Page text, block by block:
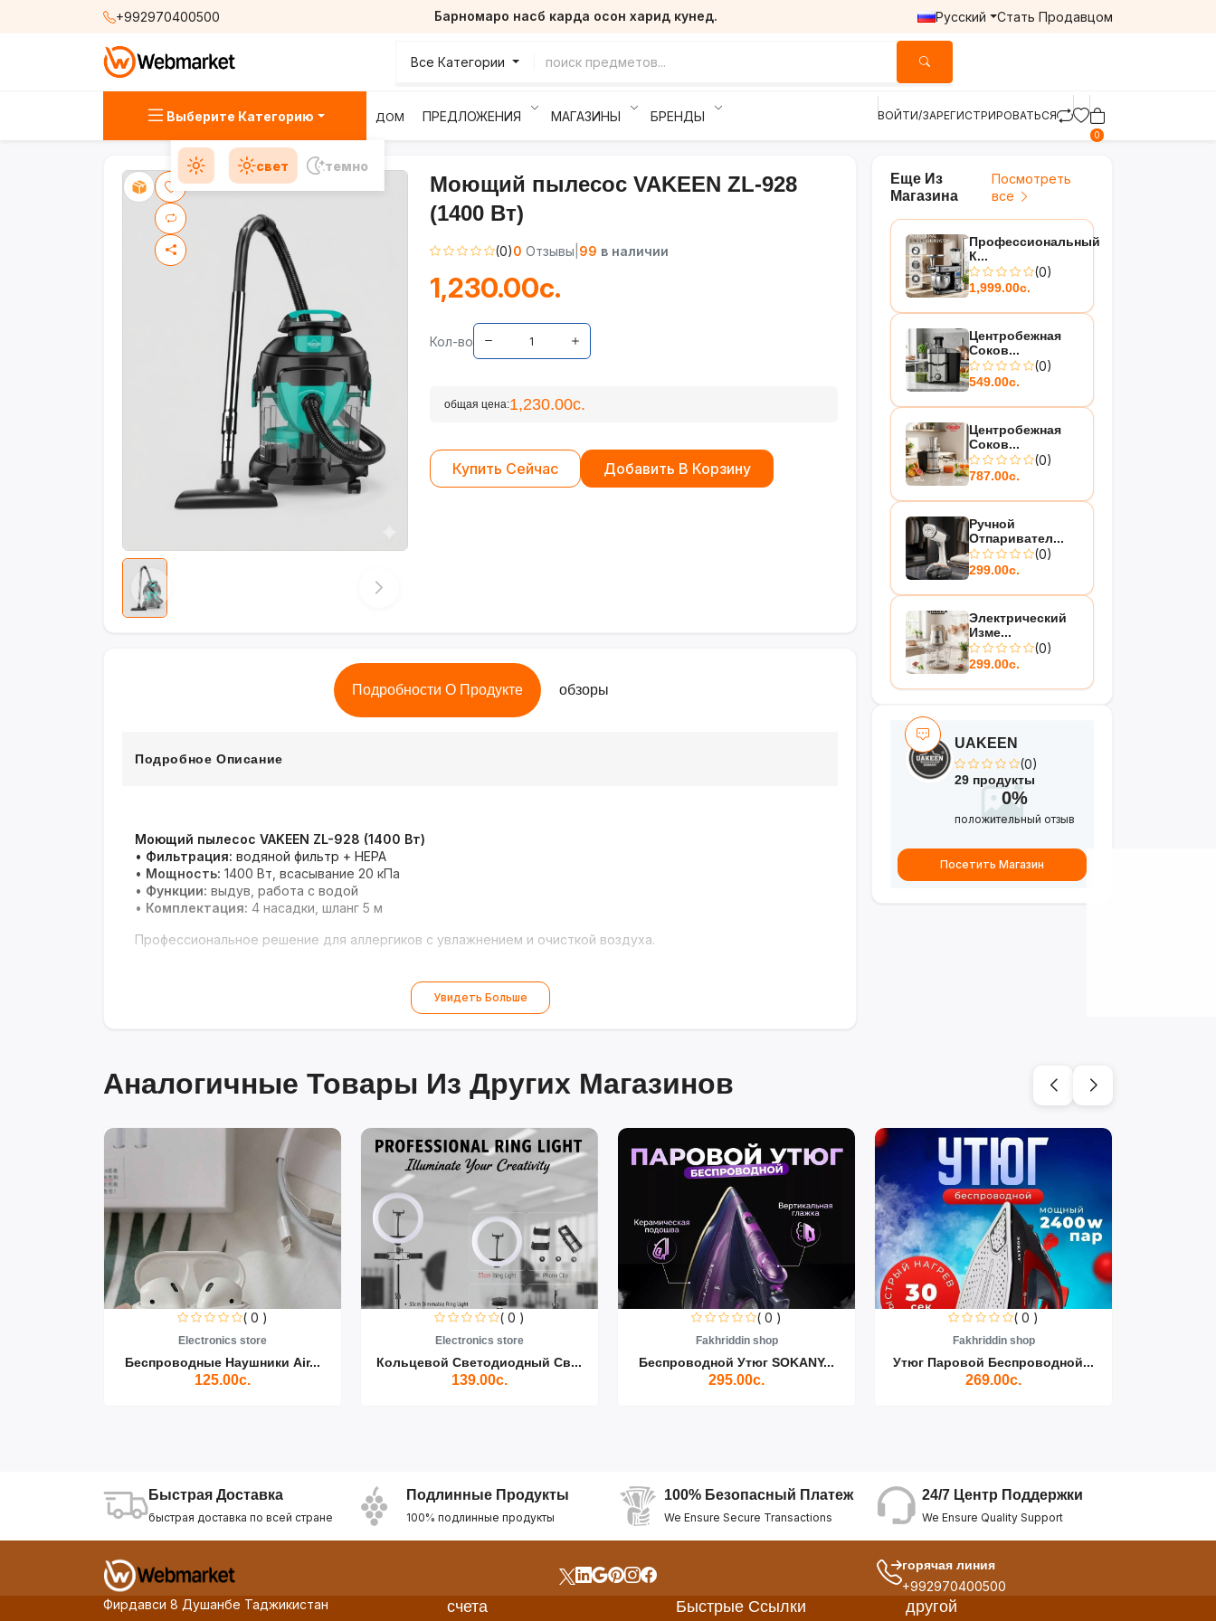
+992970400500 Барномаро насб карда осон харид кунед. Русский Стать Продавцом
Все Категории
Выберите Категорию ДОМ ПРЕДЛОЖЕНИЯ МАГАЗИНЫ БРЕНДЫ ВОЙТИ/ЗАРЕГИСТРИРОВАТЬСЯ
0
свет темно
Моющий пылесос VAKEEN ZL-928
(1400 Вт)
(0)0 Отзывы 99 в наличии
1,230.00с.
Кол-во
общая цена:1,230.00с.
Купить Сейчас Добавить В Корзину
Подробности О Продукте обзоры
Подробное Описание
Моющий пылесос VAKEEN ZL-928 (1400 Вт)
• Фильтрация: водяной фильтр + HEPA
• Мощность: 1400 Вт, всасывание 20 кПа
• Функции: выдув, работа с водой
• Комплектация: 4 насадки, шланг 5 м
Профессиональное решение для аллергиков с увлажнением и очисткой воздуха.
Увидеть Больше
Еще Из
Магазина
Посмотреть
все
Профессиональный
К...
(0)
1,999.00с.
Центробежная
Соков...
(0)
549.00с.
Центробежная
Соков...
(0)
787.00с.
Ручной
Отпаривател...
(0)
299.00с.
Электрический
Изме...
(0)
299.00с.
UAKEEN
(0)
29 продукты
0%
положительный отзыв
Посетить Магазин
Аналогичные Товары Из Других Магазинов
( 0 )
Electronics store
Беспроводные Наушники Air...
125.00с.
( 0 )
Electronics store
Кольцевой Светодиодный Св...
139.00с.
( 0 )
Fakhriddin shop
Беспроводной Утюг SOKANY...
295.00с.
( 0 )
Fakhriddin shop
Утюг Паровой Беспроводной...
269.00с.
Быстрая Доставка
быстрая доставка по всей стране
Подлинные Продукты
100% подлинные продукты
100% Безопасный Платеж
We Ensure Secure Transactions
24/7 Центр Поддержки
We Ensure Quality Support
горячая линия
+992970400500
Фирдавси 8 Душанбе Таджикистан
счета Быстрые Ссылки другой